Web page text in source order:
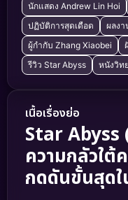
นักแสดง Andrew Lin Hoi
ปฏิบัติการสุดเดือด
ผลงา
ผู้กำกับ Zhang Xiaobei
รีวิว Star Abyss
หนังวิท
เนื้อเรื่องย่อ
Star Abyss
ความกลัวใต้
กดดันขั้นสุดใ